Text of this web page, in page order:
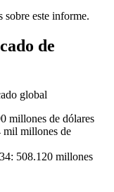
sobre este informe.
de
global
millones de dólares
mil millones de
508.120 millones